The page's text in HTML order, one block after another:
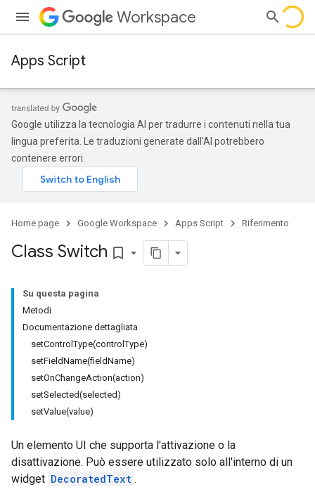
Workspace
Apps Script
Google utilizza la tecnologia AI per tradurre i contenuti nella tua
lingua preferita. Le traduzioni generate dall'AI potrebbero
contenere errori.
Home page Google Workspace Apps Script Riferimento
Class Switch bookmark_border
Su questa pagina
Metodi
Documentazione dettagliata
setControlType(controlType)
setFieldName(fieldName)
setOnChangeAction(action)
setSelected(selected)
setValue(value)
Un elemento UI che supporta l'attivazione o la
disattivazione. Può essere utilizzato solo all'interno di un
widget DecoratedText .